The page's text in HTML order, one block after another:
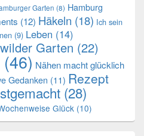
Garten (8) Hamburg
(12) Häkeln (18) Ich sein
(9) Leben (14)
Garten (22)
(46) Nähen macht glücklich
Gedanken (11) Rezept
(28)
Glück (10)